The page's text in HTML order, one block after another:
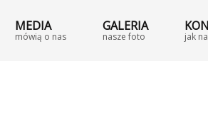
MEDIA
mówią o nas
GALERIA
nasze foto jak